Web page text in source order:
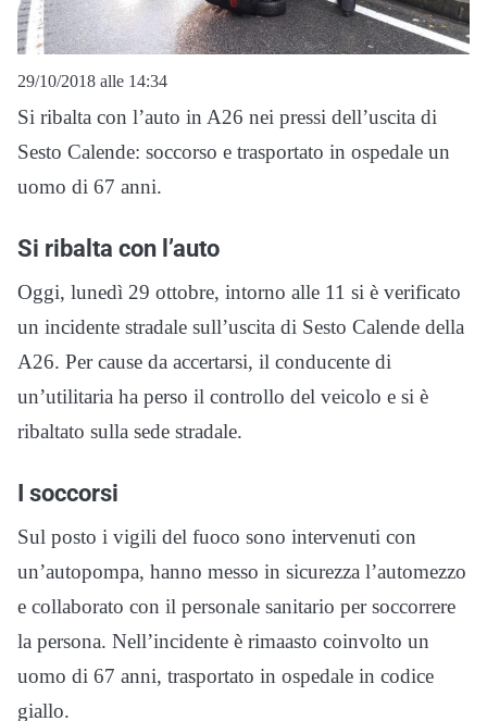
29/10/2018 alle 14:34
Si ribalta con l’auto in A26 nei pressi dell’uscita di
Sesto Calende: soccorso e trasportato in ospedale un
uomo di 67 anni.
Si ribalta con l’auto
Oggi, lunedì 29 ottobre, intorno alle 11 si è verificato
un incidente stradale sull’uscita di Sesto Calende della
A26. Per cause da accertarsi, il conducente di
un’utilitaria ha perso il controllo del veicolo e si è
ribaltato sulla sede stradale.
I soccorsi
Sul posto i vigili del fuoco sono intervenuti con
un’autopompa, hanno messo in sicurezza l’automezzo
e collaborato con il personale sanitario per soccorrere
la persona. Nell’incidente è rimaasto coinvolto un
uomo di 67 anni, trasportato in ospedale in codice
giallo.